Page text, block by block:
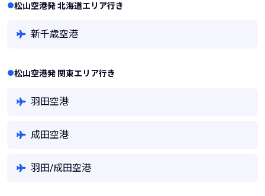
松山空港発 北海道エリア行き
新千歳空港
松山空港発 関東エリア行き
羽田空港
成田空港
羽田/成田空港